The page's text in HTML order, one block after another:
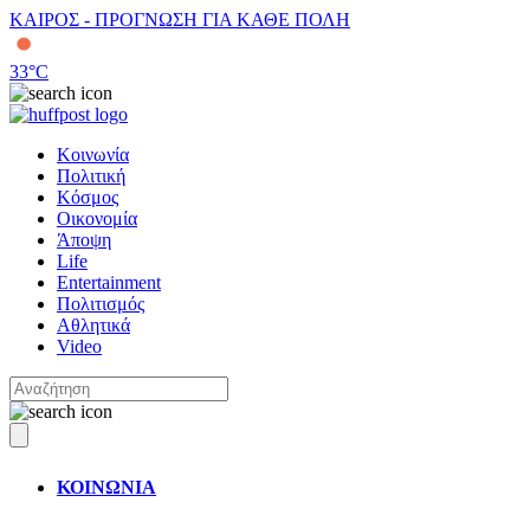
ΚΑΙΡΟΣ - ΠΡΟΓΝΩΣΗ ΓΙΑ ΚΑΘΕ ΠΟΛΗ
33°C
Κοινωνία
Πολιτική
Κόσμος
Οικονομία
Άποψη
Life
Entertainment
Πολιτισμός
Αθλητικά
Video
ΚΟΙΝΩΝΙΑ